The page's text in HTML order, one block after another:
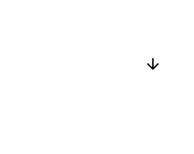
arrow_downward